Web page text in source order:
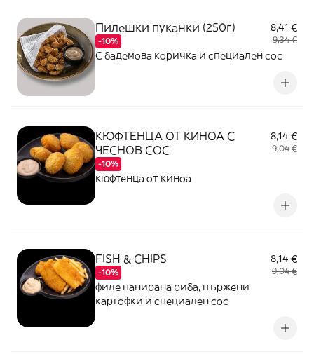
Пилешки пуканки (250г)
-10%
8,41 €
9,34 €
С бадемова коричка и специален сос
КЮФТЕНЦА ОТ КИНОА С
ЧЕСНОВ СОС
-10%
8,14 €
9,04 €
кюфтенца от киноа
FISH & CHIPS
-10%
8,14 €
9,04 €
филе панирана риба, пържени
картофки и специален сос